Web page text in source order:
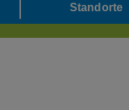
Standorte